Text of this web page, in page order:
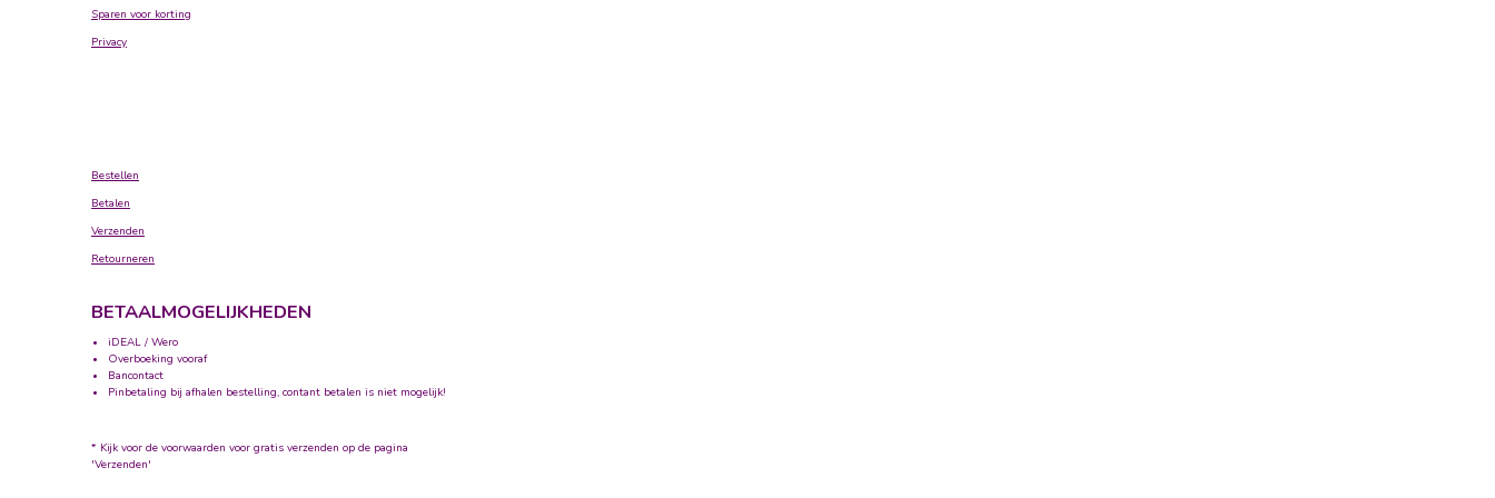
Sparen voor korting
Privacy
Bestellen
Betalen
Verzenden
Retourneren
BETAALMOGELIJKHEDEN
iDEAL / Wero
Overboeking vooraf
Bancontact
Pinbetaling bij afhalen bestelling, contant betalen is niet mogelijk!
* Kijk voor de voorwaarden voor gratis verzenden op de pagina
'Verzenden'